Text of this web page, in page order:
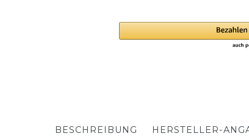
BESCHREIBUNG HERSTELLER-